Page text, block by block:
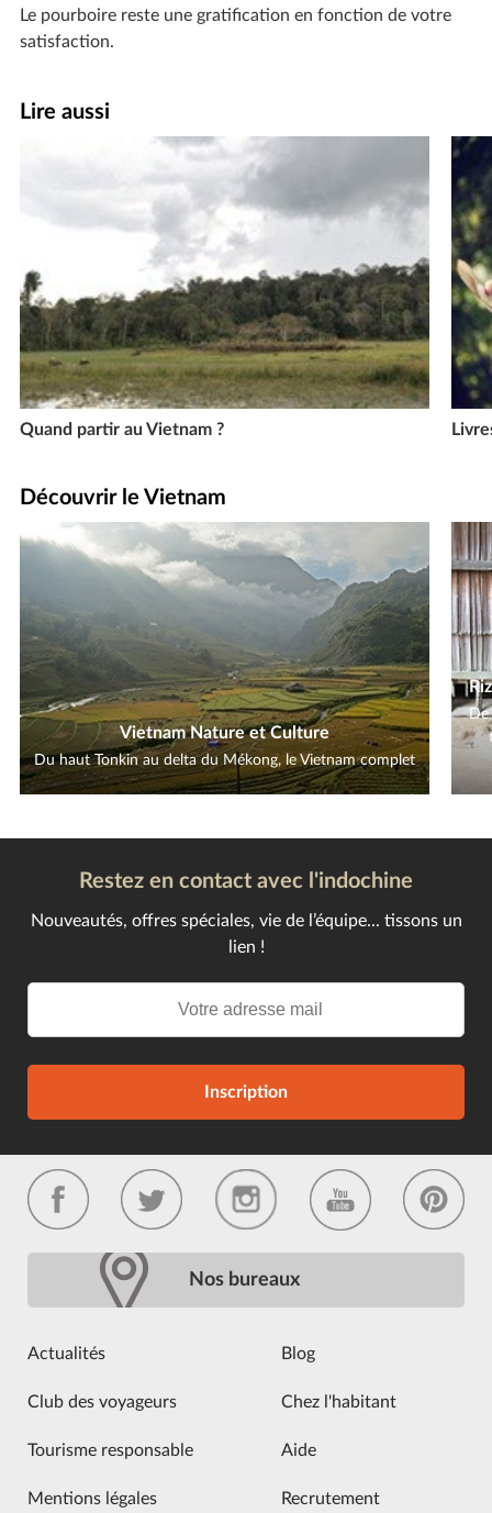
Le pourboire reste une gratification en fonction de votre
satisfaction.
Lire aussi
Quand partir au Vietnam ?
Découvrir le Vietnam
Vietnam Nature et Culture
Du haut Tonkin au delta du Mékong, le Vietnam complet
De
Restez en contact avec l'indochine
Nouveautés, offres spéciales, vie de l’équipe... tissons un
lien !
Inscription
Nos bureaux
Actualités Blog
Club des voyageurs Chez l'habitant
Tourisme responsable Aide
Mentions légales Recrutement